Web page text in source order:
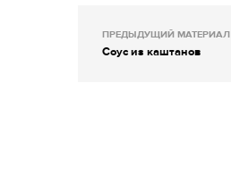
ПРЕДЫДУЩИЙ МАТЕРИАЛ
Соус из каштанов